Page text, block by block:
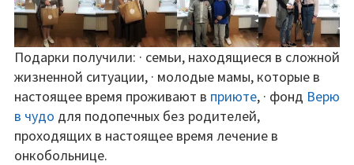
Подарки получили: · семьи, находящиеся в сложной
жизненной ситуации, · молодые мамы, которые в
настоящее время проживают в приюте, · фонд Верю
в чудо для подопечных без родителей,
проходящих в настоящее время лечение в
онкобольнице.